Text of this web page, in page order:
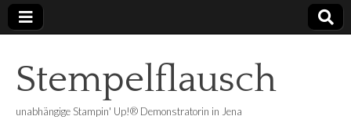
Stempelflausch
unabhängige Stampin' Up!® Demonstratorin in Jena